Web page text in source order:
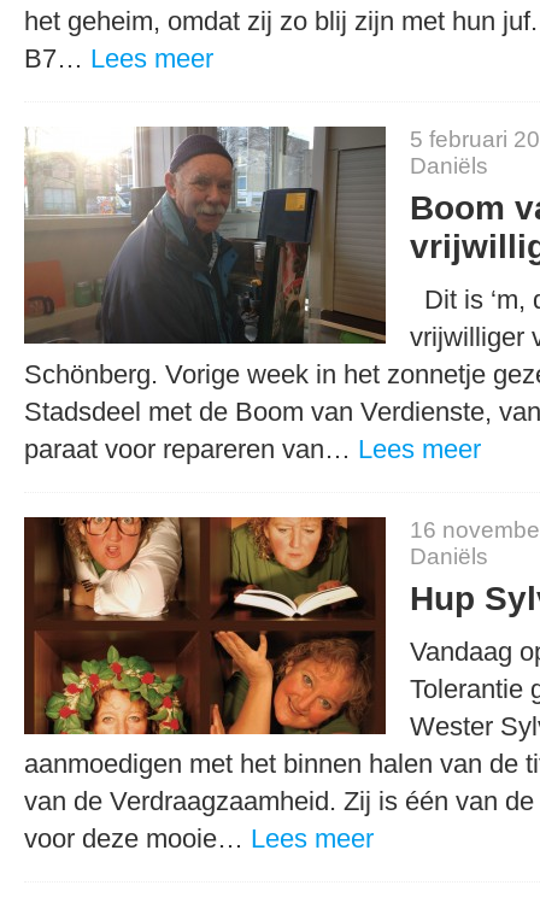
het geheim, omdat zij zo blij zijn met hun
B7… Lees meer
5 februari
Daniëls
Boom
Dit is ‘m,
vrijwilliger
Schönberg. Vorige week in het zonnetje
Stadsdeel met de Boom van Verdienste,
paraat voor repareren van… Lees meer
16
Daniëls
Hup
Vandaag
Tolerantie
Wester
aanmoedigen met het binnen halen van de
van de Verdraagzaamheid. Zij is één van
voor deze mooie… Lees meer